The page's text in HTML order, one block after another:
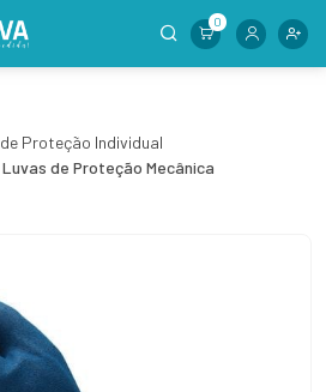
0
Proteção Individual
Luvas de Proteção Mecânica